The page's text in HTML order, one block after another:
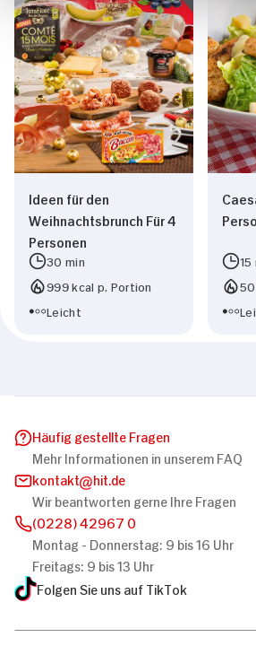
Ideen für den
Weihnachtsbrunch Für 4
Personen
30 min
999 kcal p. Portion
Leicht
15
Häufig gestellte Fragen
Mehr Informationen in unserem FAQ
kontakt
hit.de
Wir beantworten gerne Ihre Fragen
(0228) 42967 0
Montag - Donnerstag: 9 bis 16 Uhr
Freitags: 9 bis 13 Uhr
Folgen Sie uns auf TikTok